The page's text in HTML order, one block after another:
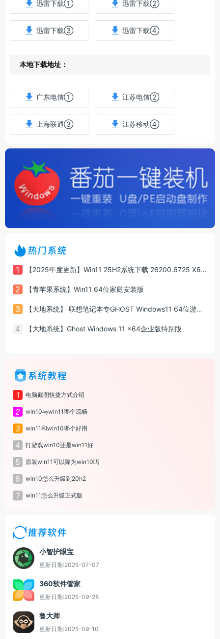
迅雷下载① 迅雷下载②
迅雷下载③ 迅雷下载④
本地下载地址：
广东电信① 江苏电信②
上海联通③ 江苏移动④
热门系统
1 【2025年度更新】Win11 25H2系统下载 26200.6725 X64 专业版
2 【青苹果系统】Win11 64位家庭安装版
3 【大地系统】 联想笔记本专GHOST Windows11 64位游戏增强版系统镜像
4 【大地系统】Ghost Windows 11 x64企业版特别版
系统教程
1 电脑截图快捷方式介绍
2 win10与win11哪个流畅
3 win11和win10哪个好用
4 打游戏win10还是win11好
5 原装win11可以降为win10吗
6 win10怎么升级到20h2
7 win11怎么升级正式版
推荐软件
小智护眼宝
更新日期:2025-07-07
360软件管家
更新日期:2025-09-28
鲁大师
更新日期:2025-09-10